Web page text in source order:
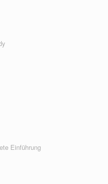
Einführung